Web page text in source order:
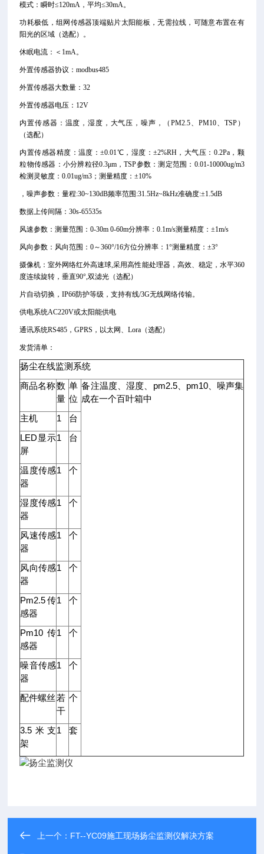
模式：瞬时≤120mA，平均≤30mA。
功耗极低，组网传感器顶端贴片太阳能板，无需拉线，可随意布置在有
阳光的区域（选配）。
休眠电流：＜1mA。
外置传感器协议：modbus485
外置传感器大数量：32
外置传感器电压：12V
内置传感器：温度，湿度，大气压，噪声，（PM2.5、PM10、TSP）
（选配）
内置传感器精度：温度：±0.01℃，湿度：±2%RH，大气压：0.2Pa，颗
粒物传感器：小分辨粒径0.3μm，TSP参数：测定范围：0.01-10000ug/m3
检测灵敏度：0.01ug/m3；测量精度：±10%
，噪声参数：量程:30~130dB频率范围:31.5Hz~8kHz准确度:±1.5dB
数据上传间隔：30s-65535s
风速参数：测量范围：0-30m 0-60m分辨率：0.1m/s测量精度：±1m/s
风向参数：风向范围：0～360°/16方位分辨率：1°测量精度：±3°
摄像机：室外网络红外高速球,采用高性能处理器，高效、稳定，水平360
度连续旋转，垂直90°,双滤光（选配）
片自动切换，IP66防护等级，支持有线/3G无线网络传输。
供电系统AC220V或太阳能供电
通讯系统RS485，GPRS，以太网、Lora（选配）
发货清单：
扬尘在线监测系统
商品名称数
量
单
位
备注温度、湿度、pm2.5、pm10、噪声集
成在一个百叶箱中
主机
1
台
LED显示
屏
1 台
温度传感
器
1 个
湿度传感
器
1 个
风速传感
器
1 个
风向传感
器
1 个
Pm2.5传
感器
1 个
Pm10传
感器
1 个
噪音传感
器
1 个
配件螺丝 若
干
个
3.5米支
架
1 套
上一个： FT--YC09施工现场扬尘监测仪解决方案